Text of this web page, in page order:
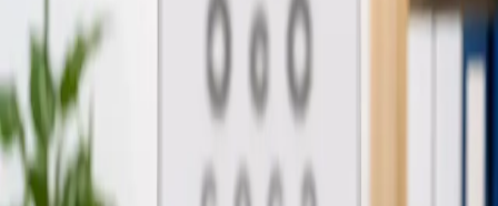
De la
€39
Durată
15 min